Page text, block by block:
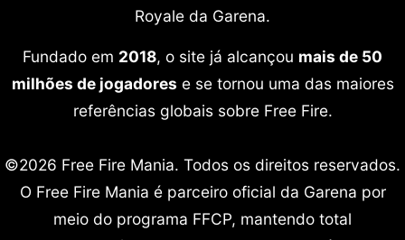
Royale da Garena.
Fundado em 2018, o site já alcançou mais de 50
milhões de jogadores e se tornou uma das maiores
referências globais sobre Free Fire.
©2026 Free Fire Mania. Todos os direitos reservados.
O Free Fire Mania é parceiro oficial da Garena por
meio do programa FFCP, mantendo total